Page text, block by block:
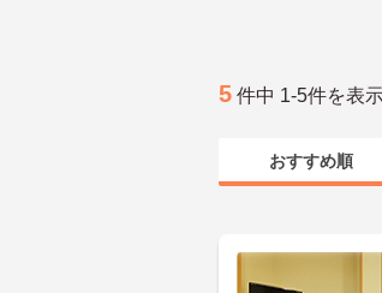
5 件中 1-5件を表
おすすめ順